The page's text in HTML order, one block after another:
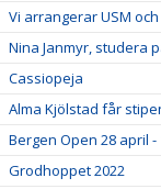
Vi arrangerar USM
Nina Janmyr, studera
Cassiopeja
Alma Kjölstad får
Bergen Open 28 april -
Grodhoppet 2022